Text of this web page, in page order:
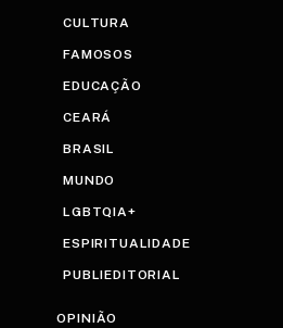
CULTURA
FAMOSOS
EDUCAÇÃO
CEARÁ
BRASIL
MUNDO
LGBTQIA+
ESPIRITUALIDADE
PUBLIEDITORIAL
OPINIÃO